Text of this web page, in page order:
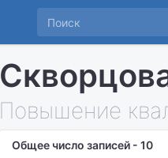
Повышение
Общее число записей - 10